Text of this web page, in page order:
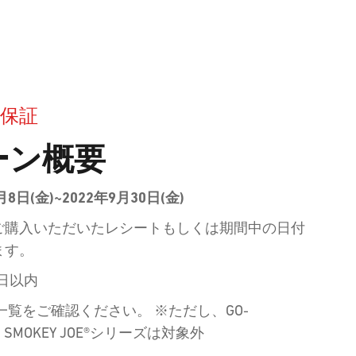
証
ン概要
8日(金)~2022年9月30日(金)
入いただいたレシートもしくは期間中の日付
。
以内
覧をご確認ください。 ※ただし、GO-
SMOKEY JOE®シリーズは対象外